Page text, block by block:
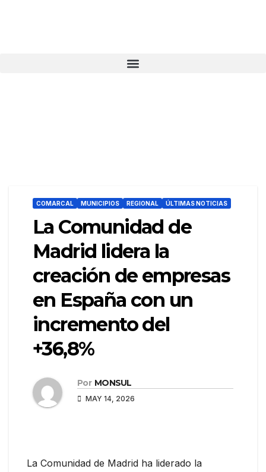
COMARCAL MUNICIPIOS REGIONAL ÚLTIMAS NOTICIAS
La Comunidad de
Madrid lidera la
creación de empresas
en España con un
incremento del
+36,8%
Por MONSUL
MAY 14, 2026
La Comunidad de Madrid ha liderado la